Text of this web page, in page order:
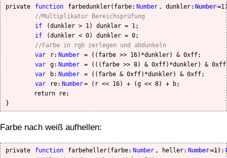
ActionScript3
private function farbedunkler(farbe: Number , dunkler:Number
//Multiplikator Bereichsprüfung
if
(dunkler > 1) dunkler = 1;
if
(dunkler < 0) dunkler = 0;
//Farbe in rgb zerlegen und abdunkeln
var
r: Number
= ((farbe >> 16)*dunkler) & 0xff;
var
g: Number
= (((farbe >> 8) & 0xff)*dunkler) &
var
b: Number
= ((farbe & 0xff)*dunkler) & 0xff;
var
re: Number= (r << 16) + (g << 8) + b;
Farbe nach weiß aufhellen:
ActionScript3
private function farbeheller(farbe: Number , heller: Number=1):